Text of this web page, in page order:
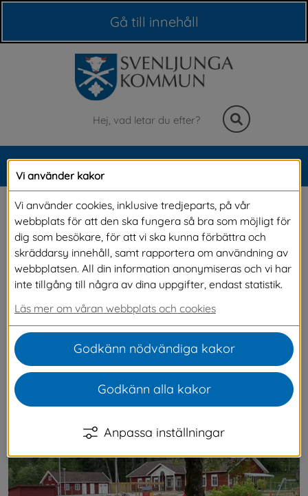
Gå till innehåll
Sök
Meny
Barnen invigde Mjöbäcks
förskola med sång
Onsdagen 21 maj var den officiella invigningen
av Mjöbäcks förskola. Förskoleverksamheten
är först nu som utegården börjar bli klar.
Barnen visade en stor förväntan och tog i ända
från tårna i deras framträdande vid
invigningen.
Vi använder kakor
Vi använder cookies, inklusive tredjeparts, på vår
webbplats för att den ska fungera så bra som möjligt för
dig som besökare, för att vi ska kunna förbättra och
skräddarsy innehåll, samt rapportera om användning av
webbplatsen. All din information anonymiseras och vi har
inte tillgång till några av dina uppgifter, endast statistik.
Läs mer om våran webbplats och cookies
Godkänn nödvändiga kakor
Godkänn alla kakor
Anpassa inställningar